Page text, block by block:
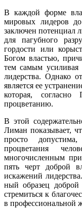
В каждой форме
мировых лидеров
заключен потенциал
для пагубного
гордо­сти или
Богом властью,
тем самым усиливая
лидерства. Однако
явля­ется ее
которая,
процветанию.
В этой
Лиман показывает,
просто
процветания
многочисленным
пять черт доброй
искажений
ный образец доброй
стремиться к
в профессиональной